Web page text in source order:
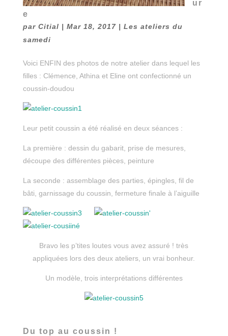
ur
e
par Citial | Mar 18, 2017| Les ateliers du
samedi
Voici ENFIN des photos de notre atelier dans lequel les
filles : Clémence, Athina et Eline ont confectionné un
coussin-doudou
Leur petit coussin a été réalisé en deux séances :
La première : dessin du gabarit, prise de mesures,
découpe des différentes pièces, peinture
La seconde : assemblage des parties, épingles, fil de
bâti, garnissage du coussin, fermeture finale à l’aiguille
Bravo les p’tites loutes vous avez assuré ! très
appliquées lors des deux ateliers, un vrai bonheur.
Un modèle, trois interprétations différentes
Du top au coussin !